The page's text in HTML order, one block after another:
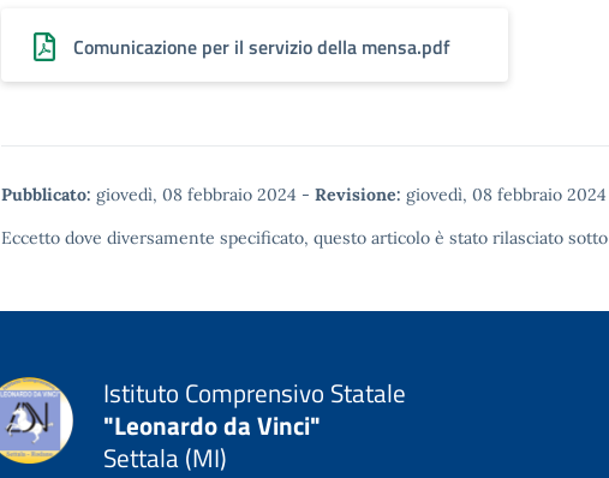
Comunicazione per il servizio della mensa.pdf
Pubblicato: giovedì, 08 febbraio 2024 - Revisione: giovedì, 08 febbraio 2024
Eccetto dove diversamente specificato, questo articolo è stato rilasciato sotto
Istituto Comprensivo Statale
"Leonardo da Vinci"
Settala (MI)